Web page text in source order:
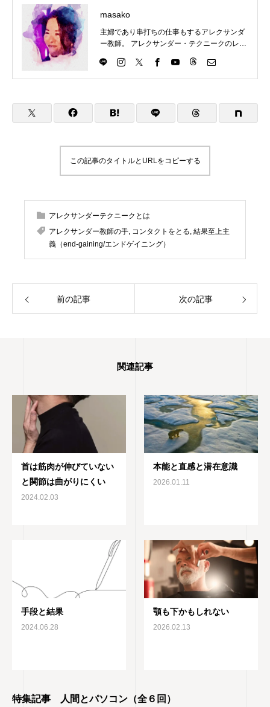
masako
主婦であり串打ちの仕事もするアレクサンダ
ー教師。 アレクサンダー・テクニークのレッ
く、伝えていきます。 アレクサンダー・テク
ニークの理解につながるものはなんでもチャ
ム（基礎）、をやっていますが、やりたいこ
とが増えてきてます。合唱は高校のときから
最近です。これはハーモニカに似ています
が、吹き方によって音が下がってしまうの
ーク教師協会)認定教師の資格を取得 神奈川
県立生田高等学校卒業 東京理科大学理学部応
用数学科卒業 高校・大学・社会人と合唱を続
け現在は楽器としての声を勉強中 1970年生
まれ 1児の母
この記事のタイトルとURLをコピーする
アレクサンダーテクニークとは
アレクサンダー教師の手, コンタクトをとる, 結果至上主
義（end-gaining/エンドゲイニング）
前の記事 次の記事
関連記事
首は筋肉が伸びていない
と関節は曲がりにくい
2024.02.03
本能と直感と潜在意識
2026.01.11
手段と結果
2024.06.28
顎も下かもしれない
2026.02.13
特集記事 人間とパソコン（全６回）